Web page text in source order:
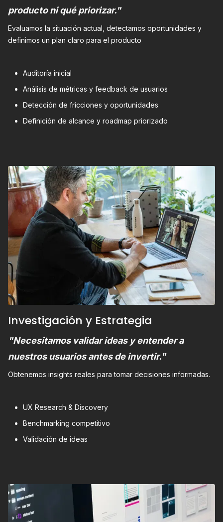
producto ni qué priorizar."
Evaluamos la situación actual, detectamos oportunidades y
definimos un plan claro para el producto
Auditoría inicial
Análisis de métricas y feedback de usuarios
Detección de fricciones y oportunidades
Definición de alcance y roadmap priorizado
Investigación y Estrategia
"Necesitamos validar ideas y entender a
nuestros usuarios antes de invertir."
Obtenemos insights reales para tomar decisiones informadas.
UX Research & Discovery
Benchmarking competitivo
Validación de ideas